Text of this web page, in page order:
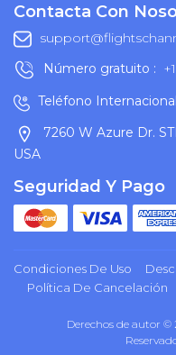
Contacta Con
Número gratuito :
Teléfono
7260 W Azure Dr.
USA
Seguridad Y Pago
Condiciones De Uso
Política De Cancelación
Derechos de autor ©